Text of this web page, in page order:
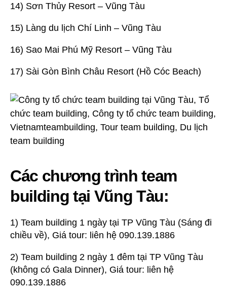
14) Sơn Thủy Resort – Vũng Tàu
15) Làng du lịch Chí Linh – Vũng Tàu
16) Sao Mai Phú Mỹ Resort – Vũng Tàu
17) Sài Gòn Bình Châu Resort (Hồ Cóc Beach)
Các chương trình team
building tại Vũng Tàu:
1) Team building 1 ngày tại TP Vũng Tàu (Sáng đi
chiều về), Giá tour: liên hệ 090.139.1886
2) Team building 2 ngày 1 đêm tại TP Vũng Tàu
(không có Gala Dinner), Giá tour: liên hệ
090.139.1886